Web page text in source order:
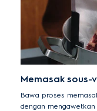
Memasak sous-
Bawa proses
dengan